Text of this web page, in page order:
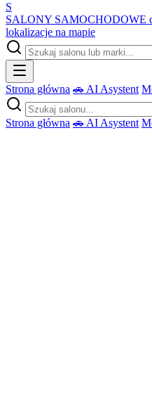
S
SALONY SAMOCHODOWE
lokalizacje na mapie
Strona główna 🚗 AI Asystent
Strona główna 🚗 AI Asystent